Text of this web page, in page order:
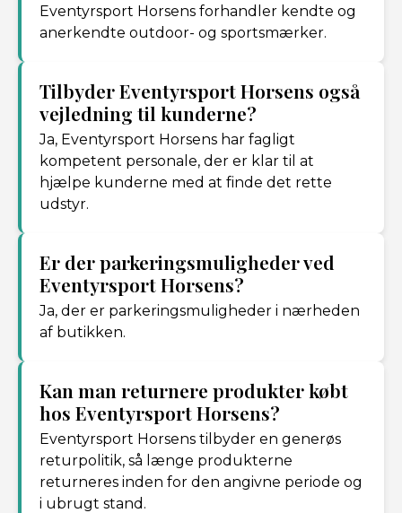
Eventyrsport Horsens forhandler kendte og
anerkendte outdoor- og sportsmærker.
Tilbyder Eventyrsport Horsens også
vejledning til kunderne?
Ja, Eventyrsport Horsens har fagligt
kompetent personale, der er klar til at
hjælpe kunderne med at finde det rette
udstyr.
Er der parkeringsmuligheder ved
Eventyrsport Horsens?
Ja, der er parkeringsmuligheder i nærheden
af butikken.
Kan man returnere produkter købt
hos Eventyrsport Horsens?
Eventyrsport Horsens tilbyder en generøs
returpolitik, så længe produkterne
returneres inden for den angivne periode og
i ubrugt stand.